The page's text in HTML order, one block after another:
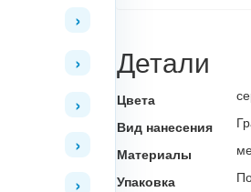
Детали
Цвета
Вид нанесения
Материалы
Упаковка